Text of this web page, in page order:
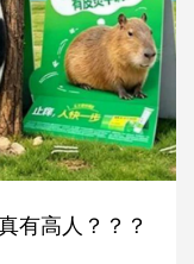
有高人？？？